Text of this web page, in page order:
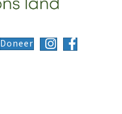
Doneer